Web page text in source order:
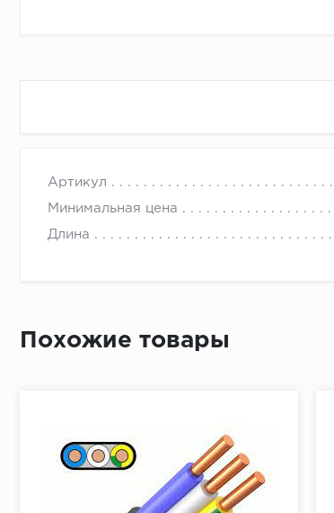
Артикул
Минимальная цена
Длина
Похожие товары